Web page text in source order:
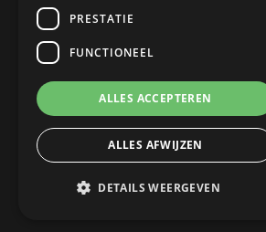
werken enkel met de beste
materialen en de modernste
PRESTATIE
FUNCTIONEEL
ALLES ACCEPTEREN
ALLES AFWIJZEN
DETAILS WEERGEVEN